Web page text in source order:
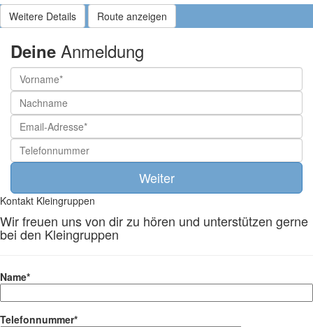
Weitere Details Route anzeigen
Deine Anmeldung
Kontakt Kleingruppen
Wir freuen uns von dir zu hören und unterstützen gerne
bei den Kleingruppen
Name*
Telefonnummer*